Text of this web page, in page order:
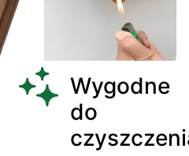
Wygodne
do